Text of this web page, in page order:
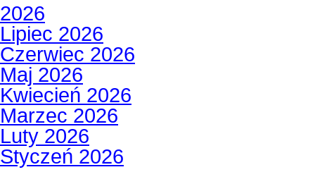
2026
Lipiec 2026
Czerwiec 2026
Maj 2026
Kwiecień 2026
Marzec 2026
Luty 2026
Styczeń 2026